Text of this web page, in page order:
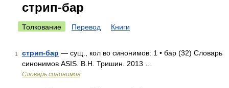
стрип-бар
Толкование Перевод Книги
1 стрип-бар — сущ., кол во синонимов: 1 • бар (32) Словарь
синонимов ASIS. В.Н. Тришин. 2013 …
Словарь синонимов